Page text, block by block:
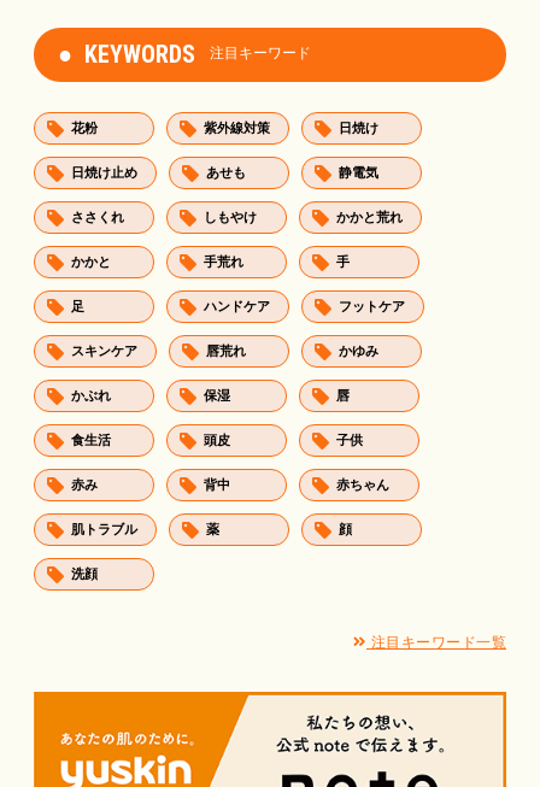
KEYWORDS 注目キーワード
花粉 紫外線対策 日焼け
日焼け止め あせも 静電気
ささくれ しもやけ かかと荒れ
かかと 手荒れ 手
足 ハンドケア フットケア
スキンケア 唇荒れ かゆみ
かぶれ 保湿 唇
食生活 頭皮 子供
赤み 背中 赤ちゃん
肌トラブル 薬 顔
洗顔
注目キーワード一覧